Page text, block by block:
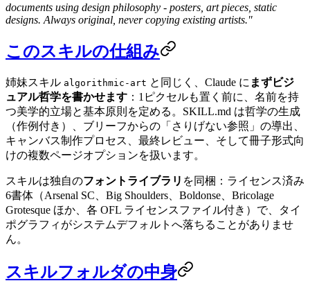
documents using design philosophy - posters, art pieces, static
designs. Always original, never copying existing artists."
このスキルの仕組み
姉妹スキル algorithmic-art と同じく、Claude に まずビジ
ュアル哲学を書かせます ：1ピクセルも置く前に、名前を持
つ美学的立場と基本原則を定める。SKILL.md は哲学の生成
（作例付き）、ブリーフからの「さりげない参照」の導出、
キャンバス制作プロセス、最終レビュー、そして冊子形式向
けの複数ページオプションを扱います。
スキルは独自のフォントライブラリ を同梱：ライセンス済み
6書体（Arsenal SC、Big Shoulders、Boldonse、Bricolage
Grotesque ほか、各 OFL ライセンスファイル付き）で、タイ
ポグラフィがシステムデフォルトへ落ちることがありませ
ん。
スキルフォルダの中身